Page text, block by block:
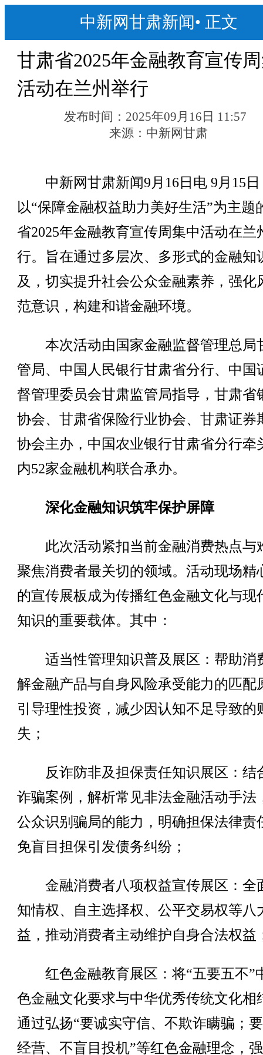
中新网甘肃新闻• 正文
甘肃省2025年金融教育宣传
活动在兰州举行
发布时间： 2025年09月16日 11:57
来源： 中新网甘肃
中新网甘肃新闻9月16日电 9月15日
以“保障金融权益助力美好生活”为主题
省2025年金融教育宣传周集中活动在兰
行。旨在通过多层次、多形式的金融知
及，切实提升社会公众金融素养，强化
范意识，构建和谐金融环境。
本次活动由国家金融监督管理总局
管局、中国人民银行甘肃省分行、中国
督管理委员会甘肃监管局指导，甘肃省
协会、甘肃省保险行业协会、甘肃证券
协会主办，中国农业银行甘肃省分行牵
内52家金融机构联合承办。
深化金融知识筑牢保护屏障
此次活动紧扣当前金融消费热点与
聚焦消费者最关切的领域。活动现场精
的宣传展板成为传播红色金融文化与现
知识的重要载体。其中：
适当性管理知识普及展区：帮助消
解金融产品与自身风险承受能力的匹配
引导理性投资，减少因认知不足导致的
失；
反诈防非及担保责任知识展区：结
诈骗案例，解析常见非法金融活动手法
公众识别骗局的能力，明确担保法律责
免盲目担保引发债务纠纷；
金融消费者八项权益宣传展区：全
知情权、自主选择权、公平交易权等八
益，推动消费者主动维护自身合法权益
红色金融教育展区：将“五要五不”
色金融文化要求与中华优秀传统文化相
通过弘扬“要诚实守信、不欺诈瞒骗；
经营、不盲目投机”等红色金融理念，